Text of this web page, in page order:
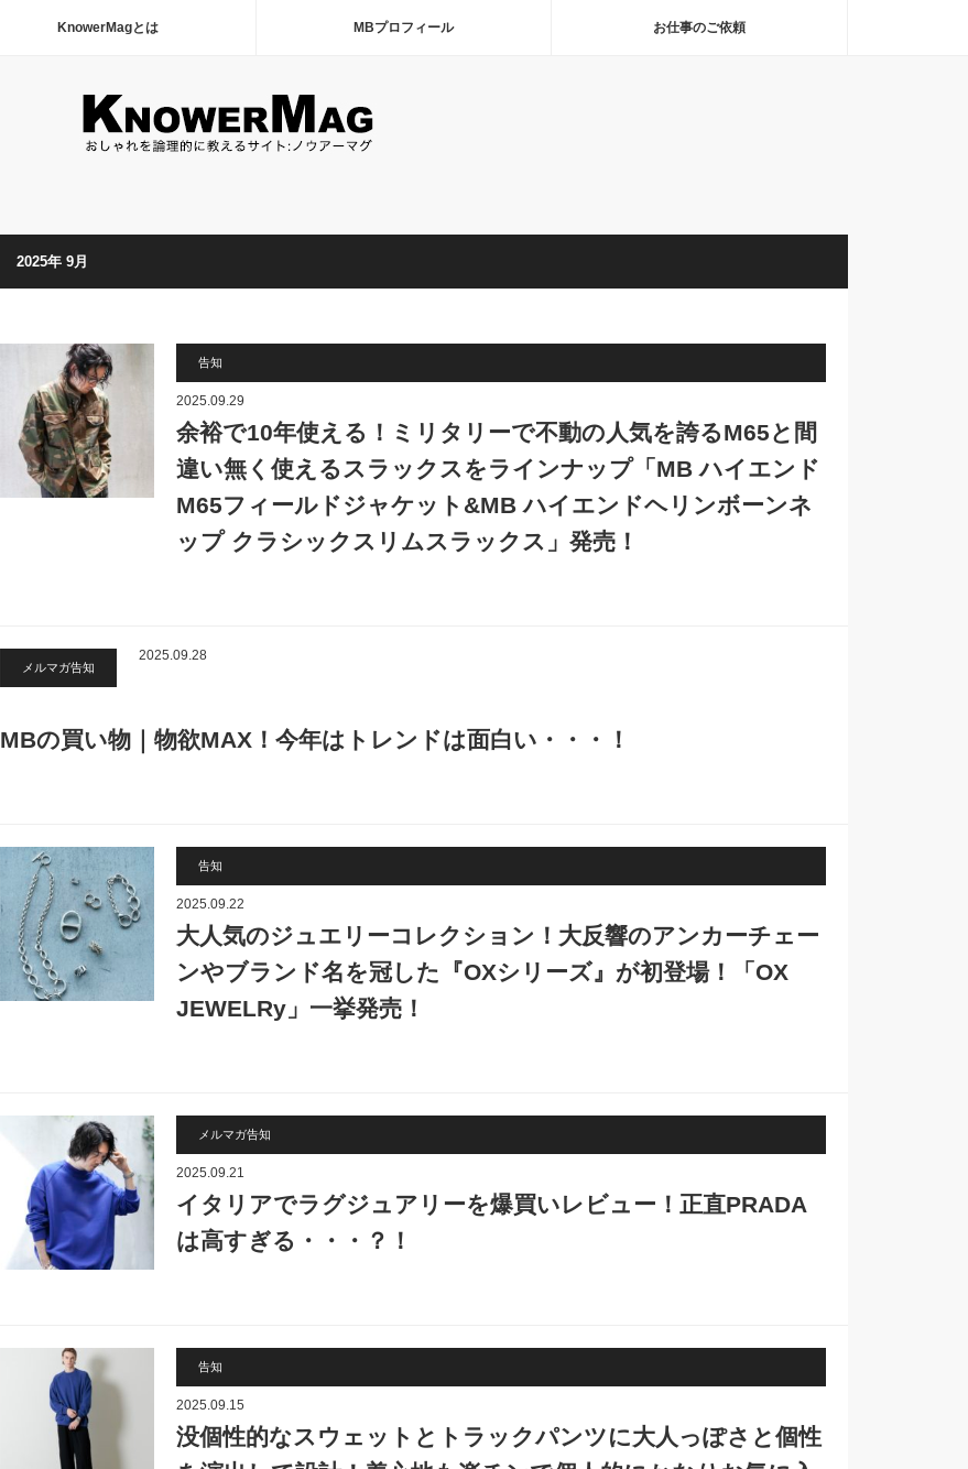
KnowerMagとは MBプロフィール お仕事のご依頼
2025年 9月
告知
2025.09.29
余裕で10年使える！ミリタリーで不動の人気を誇るM65と間
違い無く使えるスラックスをラインナップ「MB ハイエンド
M65フィールドジャケット&MB ハイエンドヘリンボーンネ
ップ クラシックスリムスラックス」発売！
メルマガ告知
2025.09.28
MBの買い物｜物欲MAX！今年はトレンドは面白い・・・！
告知
2025.09.22
大人気のジュエリーコレクション！大反響のアンカーチェー
ンやブランド名を冠した『OXシリーズ』が初登場！「OX
JEWELRy」一挙発売！
メルマガ告知
2025.09.21
イタリアでラグジュアリーを爆買いレビュー！正直PRADA
は高すぎる・・・？！
告知
2025.09.15
没個性的なスウェットとトラックパンツに大人っぽさと個性